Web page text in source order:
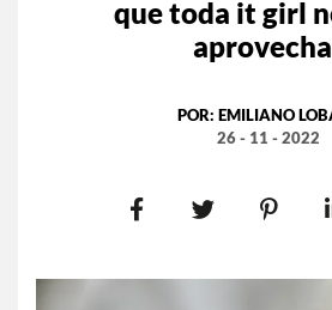
que toda it girl
POR: EMILIANO
26 - 11 - 2022